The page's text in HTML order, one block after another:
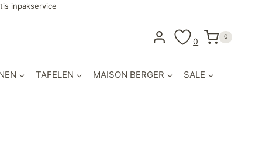
inpakservice
0 0
TAFELEN MAISON BERGER SALE